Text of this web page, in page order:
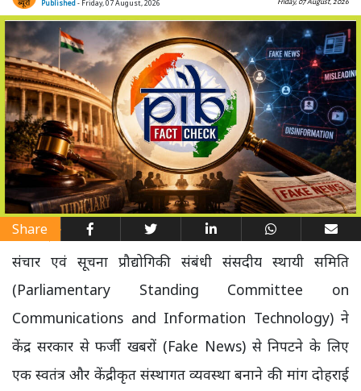
Published- Friday, 07 August, 2026
Share
संचार एवं सूचना प्रौद्योगिकी संबंधी संसदीय स्थायी समिति
(Parliamentary Standing Committee on
Communications and Information Technology) ने
केंद्र सरकार से फर्जी खबरों (Fake News) से निपटने के लिए
एक स्वतंत्र और केंद्रीकृत संस्थागत व्यवस्था बनाने की मांग दोहराई